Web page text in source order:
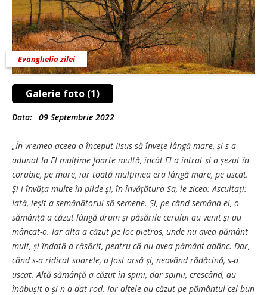
Galerie foto (1)
Evanghelia zilei
Data: 09 Septembrie 2022
„În vremea aceea a început Iisus să învețe lângă mare, și s-a
adunat la El mulțime foarte multă, încât El a intrat și a șezut în
corabie, pe mare, iar toată mulțimea era lângă mare, pe uscat.
Și-i învăța multe în pilde și, în învățătura Sa, le zicea: Ascultați:
Iată, ieșit-a semănătorul să semene. Și, pe când semăna el, o
sămânță a căzut lângă drum și păsările cerului au venit și au
mâncat-o. Iar alta a căzut pe loc pietros, unde nu avea pământ
mult, și îndată a răsărit, pentru că nu avea pământ adânc. Dar,
când s-a ridicat soarele, a fost arsă și, neavând rădăcină, s-a
uscat. Altă sămânță a căzut în spini, dar spinii, crescând, au
înăbușit-o și n-a dat rod. Iar altele au căzut pe pământul cel bun